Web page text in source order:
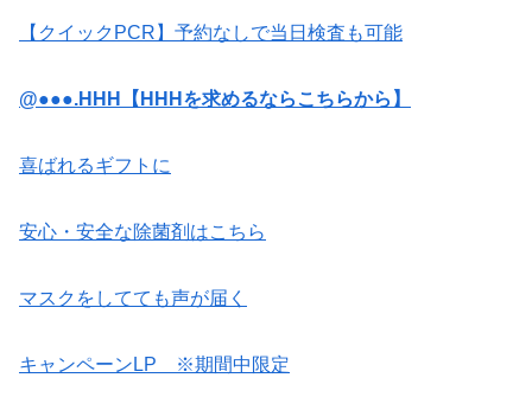
【クイックPCR】予約なしで当日検査も可能
@●●●.HHH【HHHを求めるならこちらから】
喜ばれるギフトに
安心・安全な除菌剤はこちら
マスクをしてても声が届く
キャンペーンLP ※期間中限定